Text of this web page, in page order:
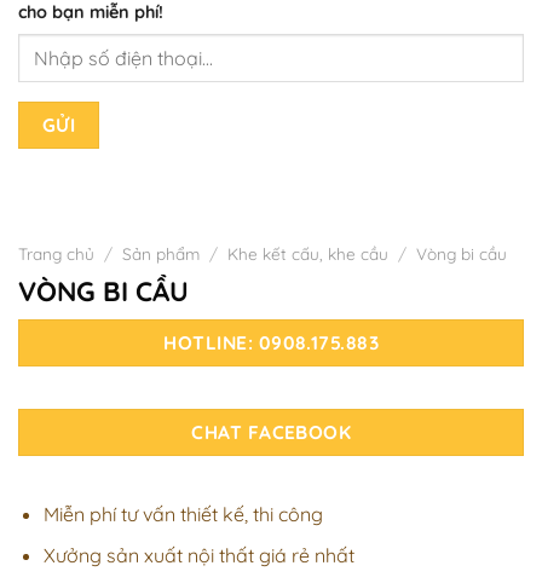
cho bạn miễn phí!
Trang chủ / Sản phẩm / Khe kết cấu, khe cầu / Vòng bi cầu
VÒNG BI CẦU
HOTLINE: 0908.175.883
CHAT FACEBOOK
Miễn phí tư vấn thiết kế, thi công
Xưởng sản xuất nội thất giá rẻ nhất